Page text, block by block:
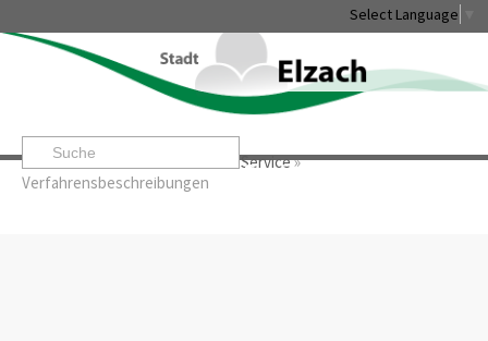
Select Language
Startseite» »Service»
Verfahrensbeschreibungen
Leben & Erleben Rathaus & Service